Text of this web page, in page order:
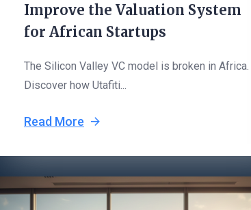
Improve the Valuation System
for African Startups
The Silicon Valley VC model is broken in Africa.
Discover how Utafiti...
Read More